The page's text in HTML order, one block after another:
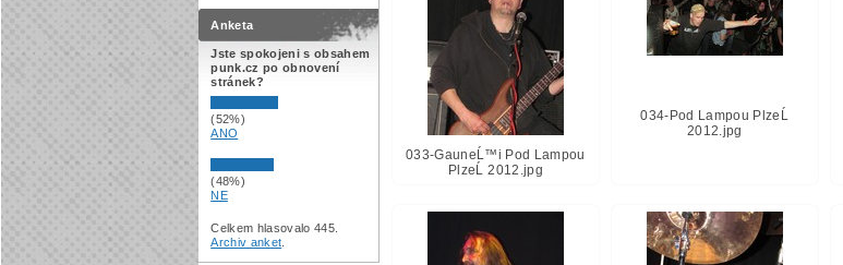
033-GauneĹ™i Pod Lampou
PlzeĹ 2012.jpg
034-Pod Lampou PlzeĹ
2012.jpg
Anketa
Jste spokojeni s obsahem
punk.cz po obnovení
stránek?
(52%)
ANO
(48%)
NE
Celkem hlasovalo 445.
Archiv anket